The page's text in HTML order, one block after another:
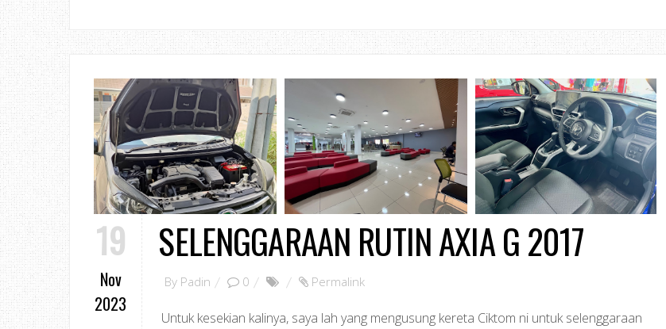
19
Nov
2023
SELENGGARAAN RUTIN AXIA G 2017
By Padin 0 Permalink
Untuk kesekian kalinya, saya lah yang mengusung kereta Ciktom ni untuk selenggaraan